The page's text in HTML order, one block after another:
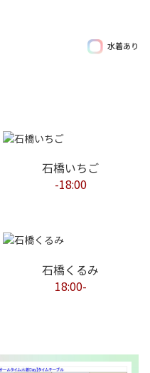
水着あり
石橋いちご
-18:00
石橋くるみ
18:00-